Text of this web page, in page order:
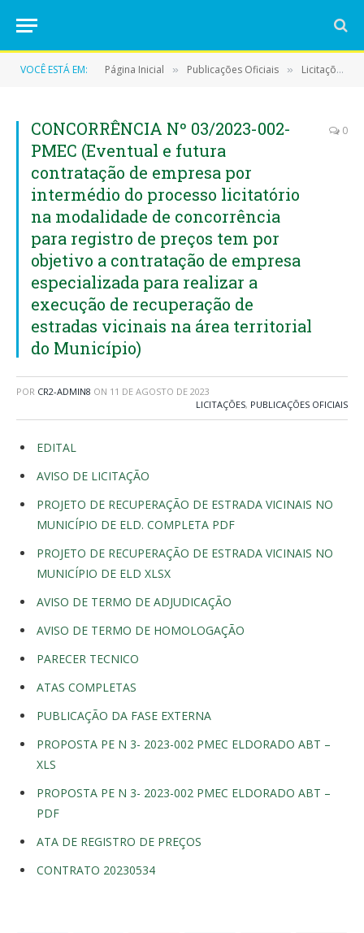
VOCÊ ESTÁ EM: Página Inicial » Publicações Oficiais » Licitações
CONCORRÊNCIA Nº 03/2023-002-
PMEC (Eventual e futura
contratação de empresa por
intermédio do processo licitatório
na modalidade de concorrência
para registro de preços tem por
objetivo a contratação de empresa
especializada para realizar a
execução de recuperação de
estradas vicinais na área territorial
do Município)
0
POR CR2-ADMIN8 ON 11 DE AGOSTO DE 2023
LICITAÇÕES, PUBLICAÇÕES OFICIAIS
EDITAL
AVISO DE LICITAÇÃO
PROJETO DE RECUPERAÇÃO DE ESTRADA VICINAIS NO
MUNICÍPIO DE ELD. COMPLETA PDF
PROJETO DE RECUPERAÇÃO DE ESTRADA VICINAIS NO
MUNICÍPIO DE ELD XLSX
AVISO DE TERMO DE ADJUDICAÇÃO
AVISO DE TERMO DE HOMOLOGAÇÃO
PARECER TECNICO
ATAS COMPLETAS
PUBLICAÇÃO DA FASE EXTERNA
PROPOSTA PE N 3- 2023-002 PMEC ELDORADO ABT –
XLS
PROPOSTA PE N 3- 2023-002 PMEC ELDORADO ABT –
PDF
ATA DE REGISTRO DE PREÇOS
CONTRATO 20230534